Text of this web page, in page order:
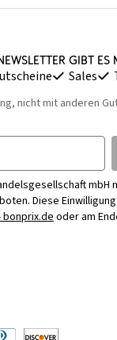
gibt es
Sales
nicht mit anderen
mbH
Diese
bonprix.deoder am